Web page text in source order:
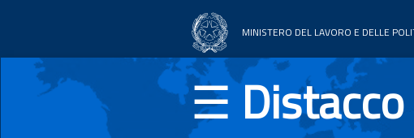
Home
Aree tematiche
MINISTERO DEL LAVORO E DELLE
☰